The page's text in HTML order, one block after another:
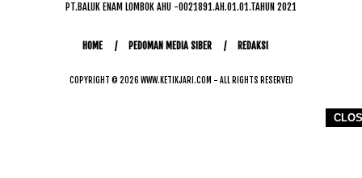
PT.BALUK ENAM LOMBOK AHU -0021891.AH.01.01.TAHUN 2021
HOME PEDOMAN MEDIA SIBER REDAKSI
COPYRIGHT © 2026 WWW.KETIKJARI.COM - ALL RIGHTS RESERVED